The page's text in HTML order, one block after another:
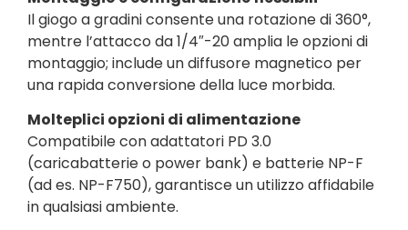
Il giogo a gradini consente una rotazione di 360°,
mentre l’attacco da 1/4″-20 amplia le opzioni di
montaggio; include un diffusore magnetico per
una rapida conversione della luce morbida.
Molteplici opzioni di alimentazione
Compatibile con adattatori PD 3.0
(caricabatterie o power bank) e batterie NP-F
(ad es. NP-F750), garantisce un utilizzo affidabile
in qualsiasi ambiente.